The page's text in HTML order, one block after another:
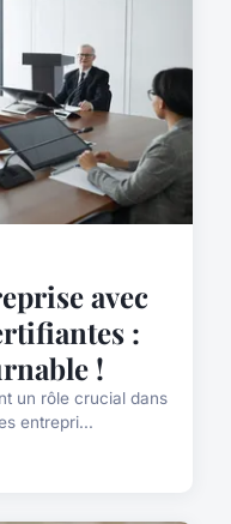
avec
:
!
un rôle crucial dans
entrepri...